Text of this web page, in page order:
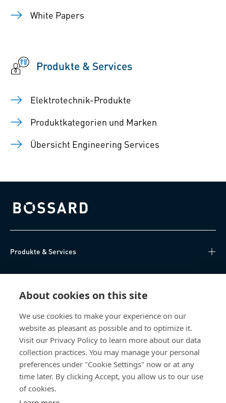
About cookies on this site
We use cookies to make your experience on our
website as pleasant as possible and to optimize it.
Visit our Privacy Policy to learn more about our data
collection practices. You may manage your personal
preferences under "Cookie Settings" now or at any
time later. By clicking Accept, you allow us to our use
of cookies.
White Papers
Produkte & Services
Elektrotechnik-Produkte
Produktkategorien und Marken
Übersicht Engineering Services
Bossard homepage
Produkte & Services
Wissen
Über uns
Bossard Schweiz
Steinhauserstrasse 70
6301 Zug